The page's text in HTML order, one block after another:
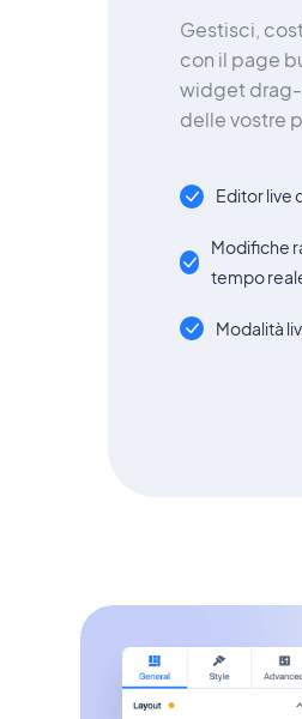
Gestisci,
con il page
widget
delle vostre
Editor live
Modifiche
tempo
Modalità